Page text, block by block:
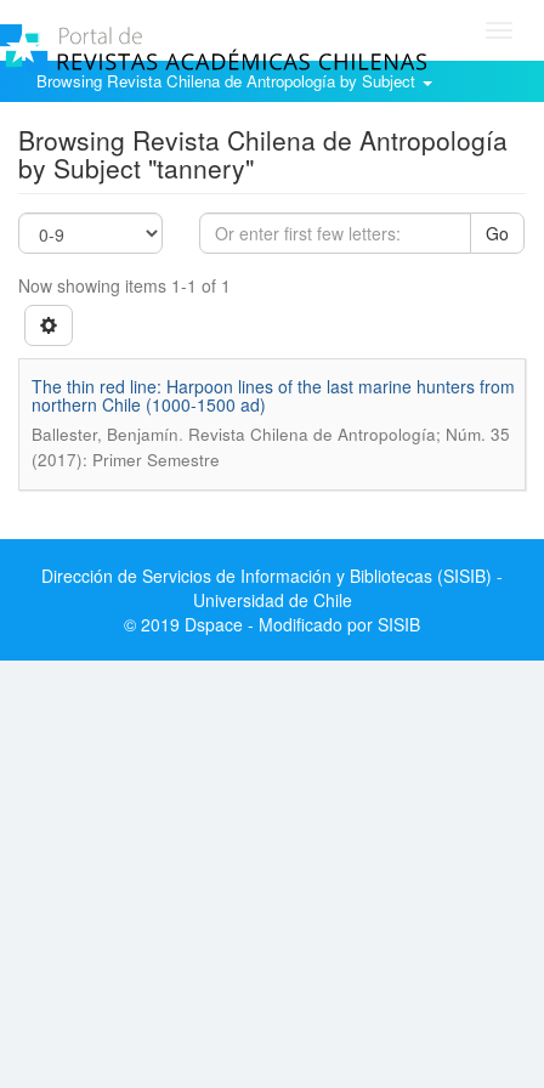
Browsing Revista Chilena de Antropología by Subject
Browsing Revista Chilena de Antropología
by Subject "tannery"
Go
Now showing items 1-1 of 1
The thin red line: Harpoon lines of the last marine hunters from
northern Chile (1000-1500 ad)
Ballester, Benjamín. Revista Chilena de Antropología; Núm. 35
(2017): Primer Semestre
Dirección de Servicios de Información y Bibliotecas (SISIB) -
Universidad de Chile
© 2019 Dspace - Modificado por SISIB